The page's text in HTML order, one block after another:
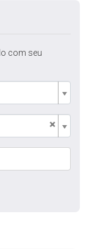
com seu
×